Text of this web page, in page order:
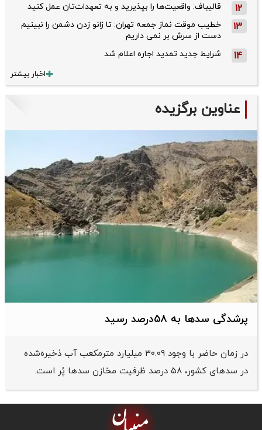
12 قالیباف: واقعیت‌ها را بپذیرید و به تعهدات‌تان عمل کنید
13
خطیب موقت نماز جمعه تهران: تا زانو زدن دشمن را نبینیم
دست از سرش بر نمی داریم
14 شرایط جدید تمدید اجاره اعلام شد
اخبار بیشتر
عناوین برگزیده
پرشدگی سدها به ۵۸درصد رسید
در زمان حاضر با وجود ۳۰.۰۹ میلیارد مترمکعب آب ذخیره‌شده
در سدهای کشور، ۵۸ درصد ظرفیت مخازن سدها پُر است.